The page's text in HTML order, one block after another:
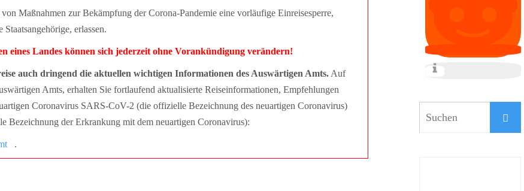
Maßnahmen zur Bekämpfung der Corona-Pandemie eine vorläufige Einreisesperre,
erlassen.
eines Landes können sich jederzeit ohne Vorankündigung verändern!
auch dringend die aktuellen wichtigen Informationen des Auswärtigen Amts. Auf
Amts, erhalten Sie fortlaufend aktualisierte Reiseinformationen, Empfehlungen
Coronavirus SARS-CoV-2 (die offizielle Bezeichnung des neuartigen Coronavirus)
Bezeichnung der Erkrankung mit dem neuartigen Coronavirus):
.